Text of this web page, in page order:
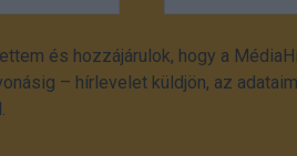
és hozzájárulok, hogy a
– hírlevelet küldjön, az